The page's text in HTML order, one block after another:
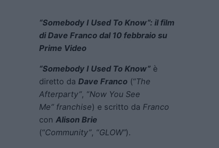
“Somebody I Used To Know”: il film
di Dave Franco dal 10 febbraio su
Prime Video
“Somebody I Used To Know” è
diretto da Dave Franco (“The
Afterparty”, “Now You See
Me” franchise) e scritto da Franco
con Alison Brie
(“Community”, “GLOW”).